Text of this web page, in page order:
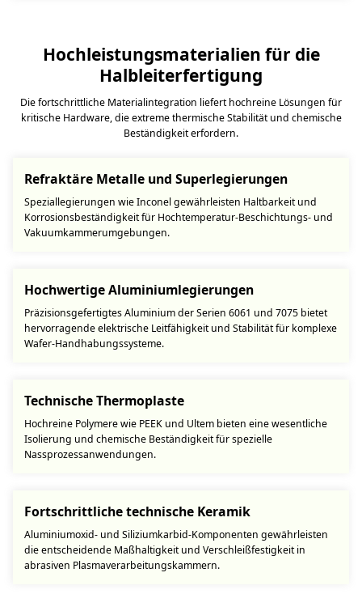
Hochleistungsmaterialien für die
Halbleiterfertigung
Die fortschrittliche Materialintegration liefert hochreine Lösungen für
kritische Hardware, die extreme thermische Stabilität und chemische
Beständigkeit erfordern.
Refraktäre Metalle und Superlegierungen
Speziallegierungen wie Inconel gewährleisten Haltbarkeit und
Korrosionsbeständigkeit für Hochtemperatur-Beschichtungs- und
Vakuumkammerumgebungen.
Hochwertige Aluminiumlegierungen
Präzisionsgefertigtes Aluminium der Serien 6061 und 7075 bietet
hervorragende elektrische Leitfähigkeit und Stabilität für komplexe
Wafer-Handhabungssysteme.
Technische Thermoplaste
Hochreine Polymere wie PEEK und Ultem bieten eine wesentliche
Isolierung und chemische Beständigkeit für spezielle
Nassprozessanwendungen.
Fortschrittliche technische Keramik
Aluminiumoxid- und Siliziumkarbid-Komponenten gewährleisten
die entscheidende Maßhaltigkeit und Verschleißfestigkeit in
abrasiven Plasmaverarbeitungskammern.